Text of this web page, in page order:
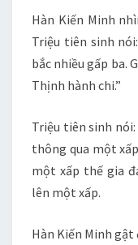
Hàn Kiến Minh
Triệu tiên sinh
bắc nhiều gấp ba.
Thịnh hành chi.”
Triệu tiên sinh
thông qua một
một xấp thế gia
lên một xấp.
Hàn Kiến Minh gật